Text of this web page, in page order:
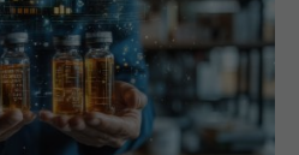
medicamente din lume
cardiacă severă,